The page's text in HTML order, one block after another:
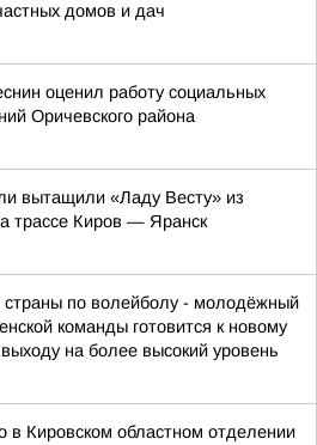
домов и дач
оценил работу социальных
Оричевского района
вытащили «Ладу Весту» из
трассе Киров — Яранск
по волейболу - молодёжный
команды готовится к новому
на более высокий уровень
в Кировском областном отделении